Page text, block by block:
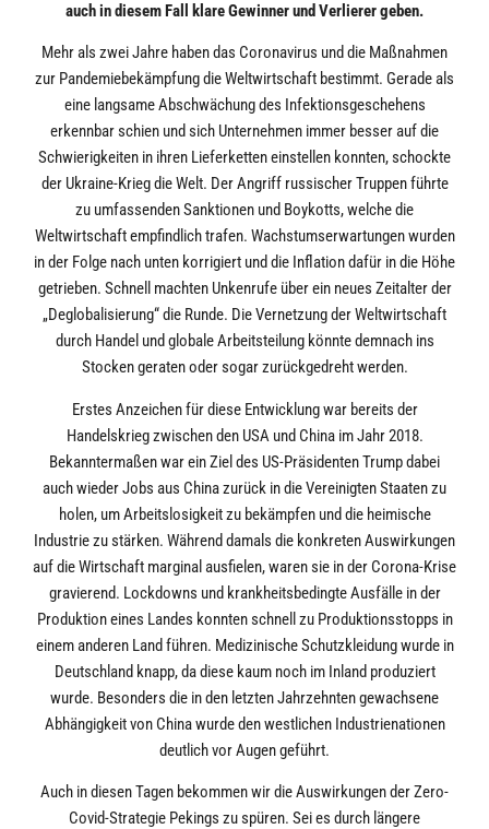
auch in diesem Fall klare Gewinner und Verlierer geben.
Mehr als zwei Jahre haben das Coronavirus und die Maßnahmen
zur Pandemiebekämpfung die Weltwirtschaft bestimmt. Gerade als
eine langsame Abschwächung des Infektionsgeschehens
erkennbar schien und sich Unternehmen immer besser auf die
Schwierigkeiten in ihren Lieferketten einstellen konnten, schockte
der Ukraine-Krieg die Welt. Der Angriff russischer Truppen führte
zu umfassenden Sanktionen und Boykotts, welche die
Weltwirtschaft empfindlich trafen. Wachstumserwartungen wurden
in der Folge nach unten korrigiert und die Inflation dafür in die Höhe
getrieben. Schnell machten Unkenrufe über ein neues Zeitalter der
„Deglobalisierung“ die Runde. Die Vernetzung der Weltwirtschaft
durch Handel und globale Arbeitsteilung könnte demnach ins
Stocken geraten oder sogar zurückgedreht werden.
Erstes Anzeichen für diese Entwicklung war bereits der
Handelskrieg zwischen den USA und China im Jahr 2018.
Bekanntermaßen war ein Ziel des US-Präsidenten Trump dabei
auch wieder Jobs aus China zurück in die Vereinigten Staaten zu
holen, um Arbeitslosigkeit zu bekämpfen und die heimische
Industrie zu stärken. Während damals die konkreten Auswirkungen
auf die Wirtschaft marginal ausfielen, waren sie in der Corona-Krise
gravierend. Lockdowns und krankheitsbedingte Ausfälle in der
Produktion eines Landes konnten schnell zu Produktionsstopps in
einem anderen Land führen. Medizinische Schutzkleidung wurde in
Deutschland knapp, da diese kaum noch im Inland produziert
wurde. Besonders die in den letzten Jahrzehnten gewachsene
Abhängigkeit von China wurde den westlichen Industrienationen
deutlich vor Augen geführt.
Auch in diesen Tagen bekommen wir die Auswirkungen der Zero-
Covid-Strategie Pekings zu spüren. Sei es durch längere